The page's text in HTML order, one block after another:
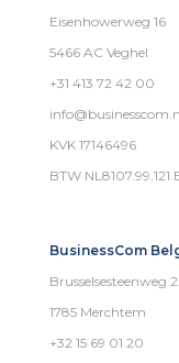
Eisenhowerweg 16
5466 AC Veghel
+31 413 72 42 00
KVK 17146496
BTW
BusinessCom
Brusselsesteenweg
1785 Merchtem
+32 15 69 01 20